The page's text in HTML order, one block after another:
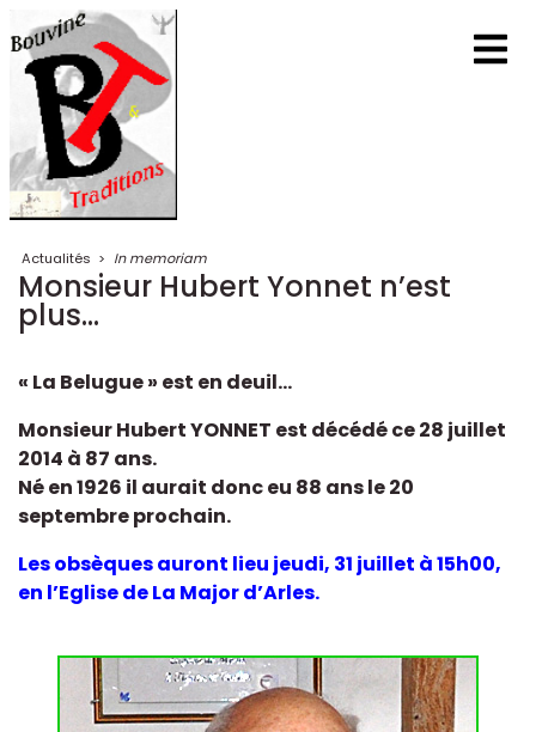
Actualités > In memoriam
Monsieur Hubert Yonnet n’est
plus...
« La Belugue » est en deuil…
Monsieur Hubert YONNET est décédé ce 28 juillet
2014 à 87 ans.
Né en 1926 il aurait donc eu 88 ans le 20
septembre prochain.
Les obsèques auront lieu jeudi, 31 juillet à 15h00,
en l’Eglise de La Major d’Arles.